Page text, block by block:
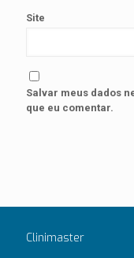
Site
Salvar meus dados
que eu comentar.
Clinimaster